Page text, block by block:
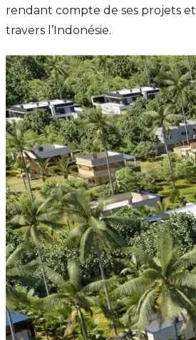
rendant compte de ses projets
travers l’Indonésie.